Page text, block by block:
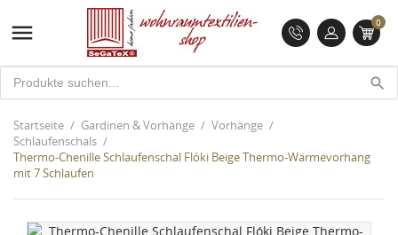
 0
search
Startseite Gardinen & Vorhänge
Vorhänge
Schlaufenschals
Thermo-Chenille Schlaufenschal Flóki Beige Thermo-Wärmevorhang
mit 7 Schlaufen